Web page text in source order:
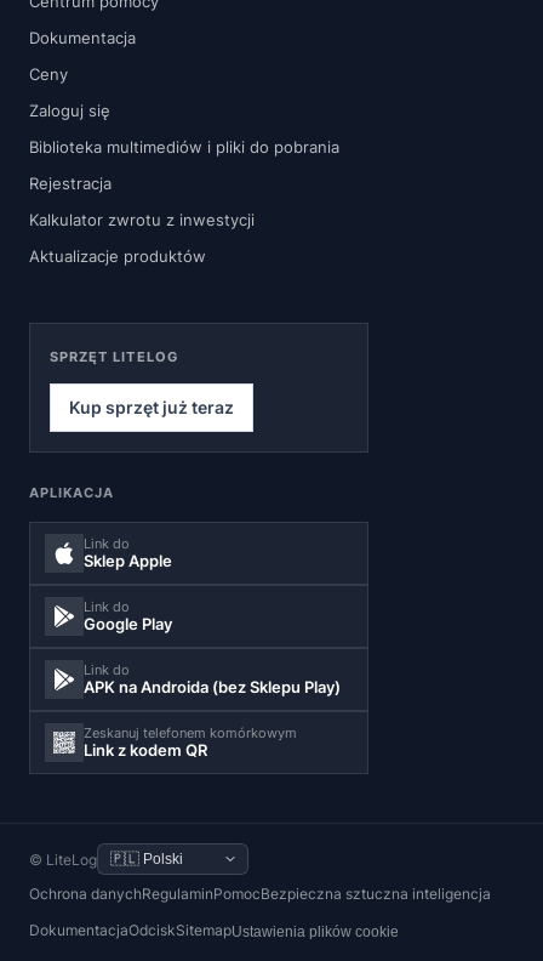
Dokumentacja
Ceny
Zaloguj się
Biblioteka multimediów i pliki do pobrania
Rejestracja
Kalkulator zwrotu z inwestycji
Aktualizacje produktów
SPRZĘT LITELOG
Kup sprzęt już teraz
APLIKACJA
Link do
Sklep Apple
Link do
Google Play
Link do
APK na Androida (bez Sklepu Play)
Zeskanuj telefonem komórkowym
Link z kodem QR
© LiteLog
Ochrona danychRegulaminPomocBezpieczna sztuczna inteligencja
DokumentacjaOdciskSitemapUstawienia plików cookie